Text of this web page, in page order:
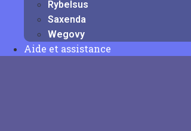
Rybelsus
Saxenda
Wegovy
Aide et assistance